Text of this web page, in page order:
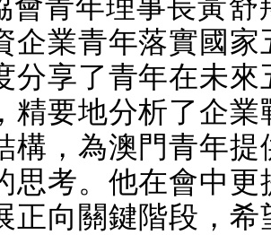
會青年理事長黃舒
企業青年落實國家
分享了青年在未來
精要地分析了企業
構，為澳門青年提
思考。他在會中更
正向關鍵階段，希